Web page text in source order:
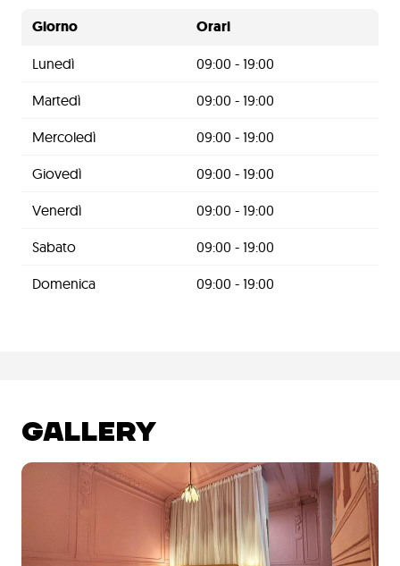
Giorno Orari
Lunedì 09:00 - 19:00
Martedì 09:00 - 19:00
Mercoledì 09:00 - 19:00
Giovedì 09:00 - 19:00
Venerdì 09:00 - 19:00
Sabato 09:00 - 19:00
Domenica 09:00 - 19:00
GALLERY